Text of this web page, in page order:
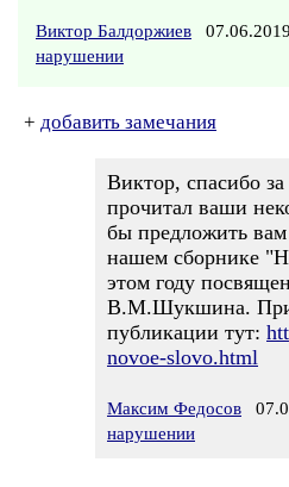
Виктор Балдоржиев
нарушении
+ добавить замечания
Виктор, спасибо
прочитал ваши
бы предложить вам
нашем сборнике
этом году
В.М.Шукшина.
публикации тут:
novoe-slovo.html
Максим Федосов
нарушении